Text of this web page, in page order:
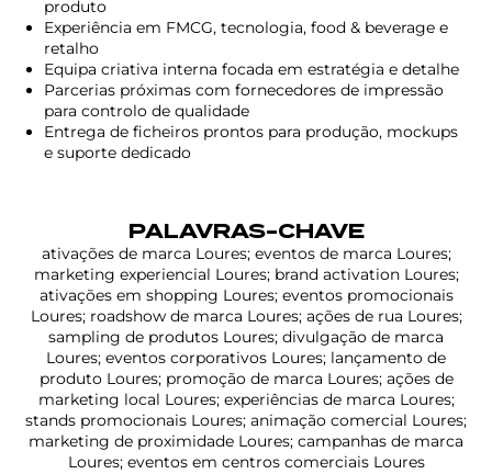
produto
Experiência em FMCG, tecnologia, food & beverage e
retalho
Equipa criativa interna focada em estratégia e detalhe
Parcerias próximas com fornecedores de impressão
para controlo de qualidade
Entrega de ficheiros prontos para produção, mockups
e suporte dedicado
PALAVRAS-CHAVE
ativações de marca Loures; eventos de marca Loures;
marketing experiencial Loures; brand activation Loures;
ativações em shopping Loures; eventos promocionais
Loures; roadshow de marca Loures; ações de rua Loures;
sampling de produtos Loures; divulgação de marca
Loures; eventos corporativos Loures; lançamento de
produto Loures; promoção de marca Loures; ações de
marketing local Loures; experiências de marca Loures;
stands promocionais Loures; animação comercial Loures;
marketing de proximidade Loures; campanhas de marca
Loures; eventos em centros comerciais Loures